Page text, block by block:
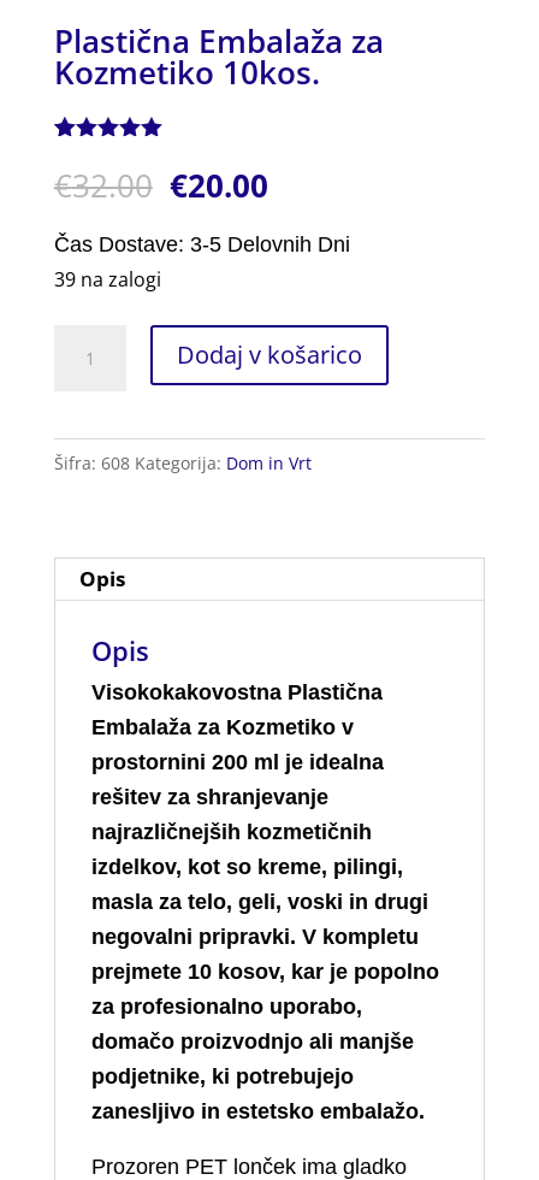
Plastična Embalaža za
Kozmetiko 10kos.
5.00 od 5
na podlagi
stranke
€32.00 €20.00
Čas Dostave: 3-5 Delovnih Dni
39 na zalogi
Embalaža
Kozmetiko
10kos.
Dodaj v košarico
Šifra: 608 Kategorija: Dom in Vrt
Opis
Opis
Visokokakovostna Plastična
Embalaža za Kozmetiko v
prostornini 200 ml je idealna
rešitev za shranjevanje
najrazličnejših kozmetičnih
izdelkov, kot so kreme, pilingi,
masla za telo, geli, voski in drugi
negovalni pripravki. V kompletu
prejmete 10 kosov, kar je popolno
za profesionalno uporabo,
domačo proizvodnjo ali manjše
podjetnike, ki potrebujejo
zanesljivo in estetsko embalažo.
Prozoren PET lonček ima gladko